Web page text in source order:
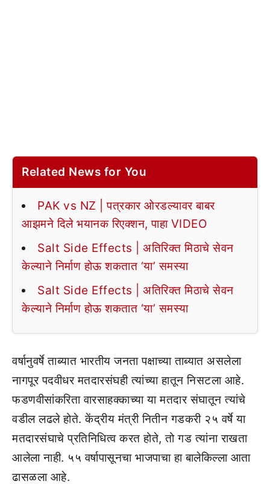
Related News for You
PAK vs NZ | पत्रकार ओरडल्यावर बाबर
आझमने दिले भयानक रिएक्शन, पाहा VIDEO
Salt Side Effects | अतिरिक्त मिठाचे सेवन
केल्याने निर्माण होऊ शकतात ‘या’ समस्या
Salt Side Effects | अतिरिक्त मिठाचे सेवन
केल्याने निर्माण होऊ शकतात ‘या’ समस्या
वर्षानुवर्षे ताब्यात भारतीय जनता पक्षाच्या ताब्यात असलेला
नागपूर पदवीधर मतदारसंघही त्यांच्या हातून निसटला आहे.
फडणवीसांकरिता वारसाहक्काच्या या मतदार संघातून त्यांचे
वडील लढले होते. केंद्रीय मंत्री नितीन गडकरी २५ वर्षे या
मतदारसंघाचे प्रतिनिधित्व करत होते, तो गड त्यांना राखता
आलेला नाही. ५५ वर्षापासूनचा भाजपाचा हा बालेकिल्ला आता
ढासळला आहे.